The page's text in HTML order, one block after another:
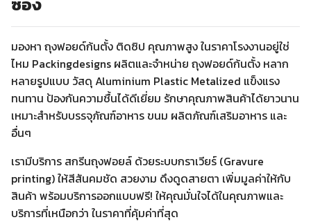
มองหา ถุงฟอยด์ก้นตั้ง ติดซิป คุณภาพสูง ในราคาโรงงานอยู่ใช่
ไหม Packingdesigns ผลิตและจำหน่าย ถุงฟอยด์ก้นตั้ง หลาก
หลายรูปแบบ วัสดุ Aluminium Plastic Metalized แข็งแรง
ทนทาน ป้องกันความชื้นได้ดีเยี่ยม รักษาคุณภาพสินค้าได้ยาวนาน
เหมาะสำหรับบรรจุภัณฑ์อาหาร ขนม ผลิตภัณฑ์เสริมอาหาร และ
อื่นๆ
เรามีบริการ สกรีนถุงฟอยล์ ด้วยระบบกราเวียร์ (Gravure
printing) ให้สีสันคมชัด สวยงาม ดึงดูดสายตา เพิ่มมูลค่าให้กับ
สินค้า พร้อมบริการออกแบบฟรี! ให้คุณมั่นใจได้ในคุณภาพและ
บริการที่เหนือกว่า ในราคาที่คุ้มค่าที่สุด